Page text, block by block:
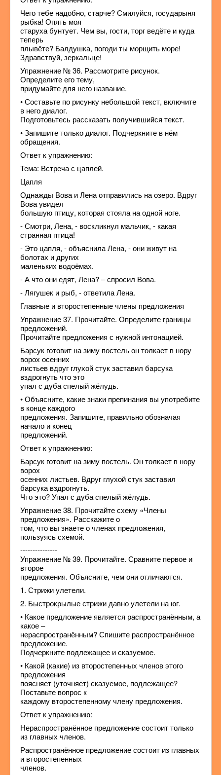
Чего тебе надобно, старче? Смилуйся, государыня
рыбка! Опять моя
старуха бунтует. Чем вы, гости, торг ведёте и куда
теперь
плывёте? Балдушка, погоди ты морщить море!
Здравствуй, зеркальце!
Упражнение № 36. Рассмотрите рисунок.
Определите его тему,
придумайте для него название.
• Составьте по рисунку небольшой текст, включите
в него диалог.
Подготовьтесь рассказать получившийся текст.
• Запишите только диалог. Подчеркните в нём
обращения.
Ответ к упражнению:
Тема: Встреча с цаплей.
Цапля
Однажды Вова и Лена отправились на озеро. Вдруг
Вова увидел
большую птицу, которая стояла на одной ноге.
- Смотри, Лена, - воскликнул мальчик, - какая
странная птица!
- Это цапля, - объяснила Лена, - они живут на
болотах и других
маленьких водоёмах.
- А что они едят, Лена? – спросил Вова.
- Лягушек и рыб, - ответила Лена.
Главные и второстепенные члены предложения
Упражнение 37. Прочитайте. Определите границы
предложений.
Прочитайте предложения с нужной интонацией.
Барсук готовит на зиму постель он толкает в нору
ворох осенних
листьев вдруг глухой стук заставил барсука
вздрогнуть что это
упал с дуба спелый жёлудь.
• Объясните, какие знаки препинания вы употребите
в конце каждого
предложения. Запишите, правильно обозначая
начало и конец
предложений.
Ответ к упражнению:
Барсук готовит на зиму постель. Он толкает в нору
ворох
осенних листьев. Вдруг глухой стук заставил
барсука вздрогнуть.
Что это? Упал с дуба спелый жёлудь.
Упражнение 38. Прочитайте схему «Члены
предложения». Расскажите о
том, что вы знаете о членах предложения,
пользуясь схемой.
---------------
Упражнение № 39. Прочитайте. Сравните первое и
второе
предложения. Объясните, чем они отличаются.
1. Стрижи улетели.
2. Быстрокрылые стрижи давно улетели на юг.
• Какое предложение является распространённым, а
какое –
нераспространённым? Спишите распространённое
предложение.
Подчеркните подлежащее и сказуемое.
• Какой (какие) из второстепенных членов этого
предложения
поясняет (уточняет) сказуемое, подлежащее?
Поставьте вопрос к
каждому второстепенному члену предложения.
Ответ к упражнению:
Нераспространённое предложение состоит только
из главных членов.
Распространённое предложение состоит из главных
и второстепенных
членов.